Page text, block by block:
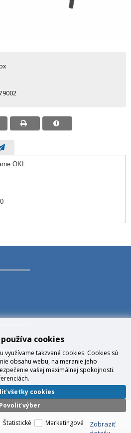
OKI:
cookies
využívame takzvané cookies. Cookies sú
obsahu webu, na meranie jeho
vašej maximálnej spokojnosti.
Povoliť výber
všetky cookies
Štatistické
Marketingové
Zobraziť